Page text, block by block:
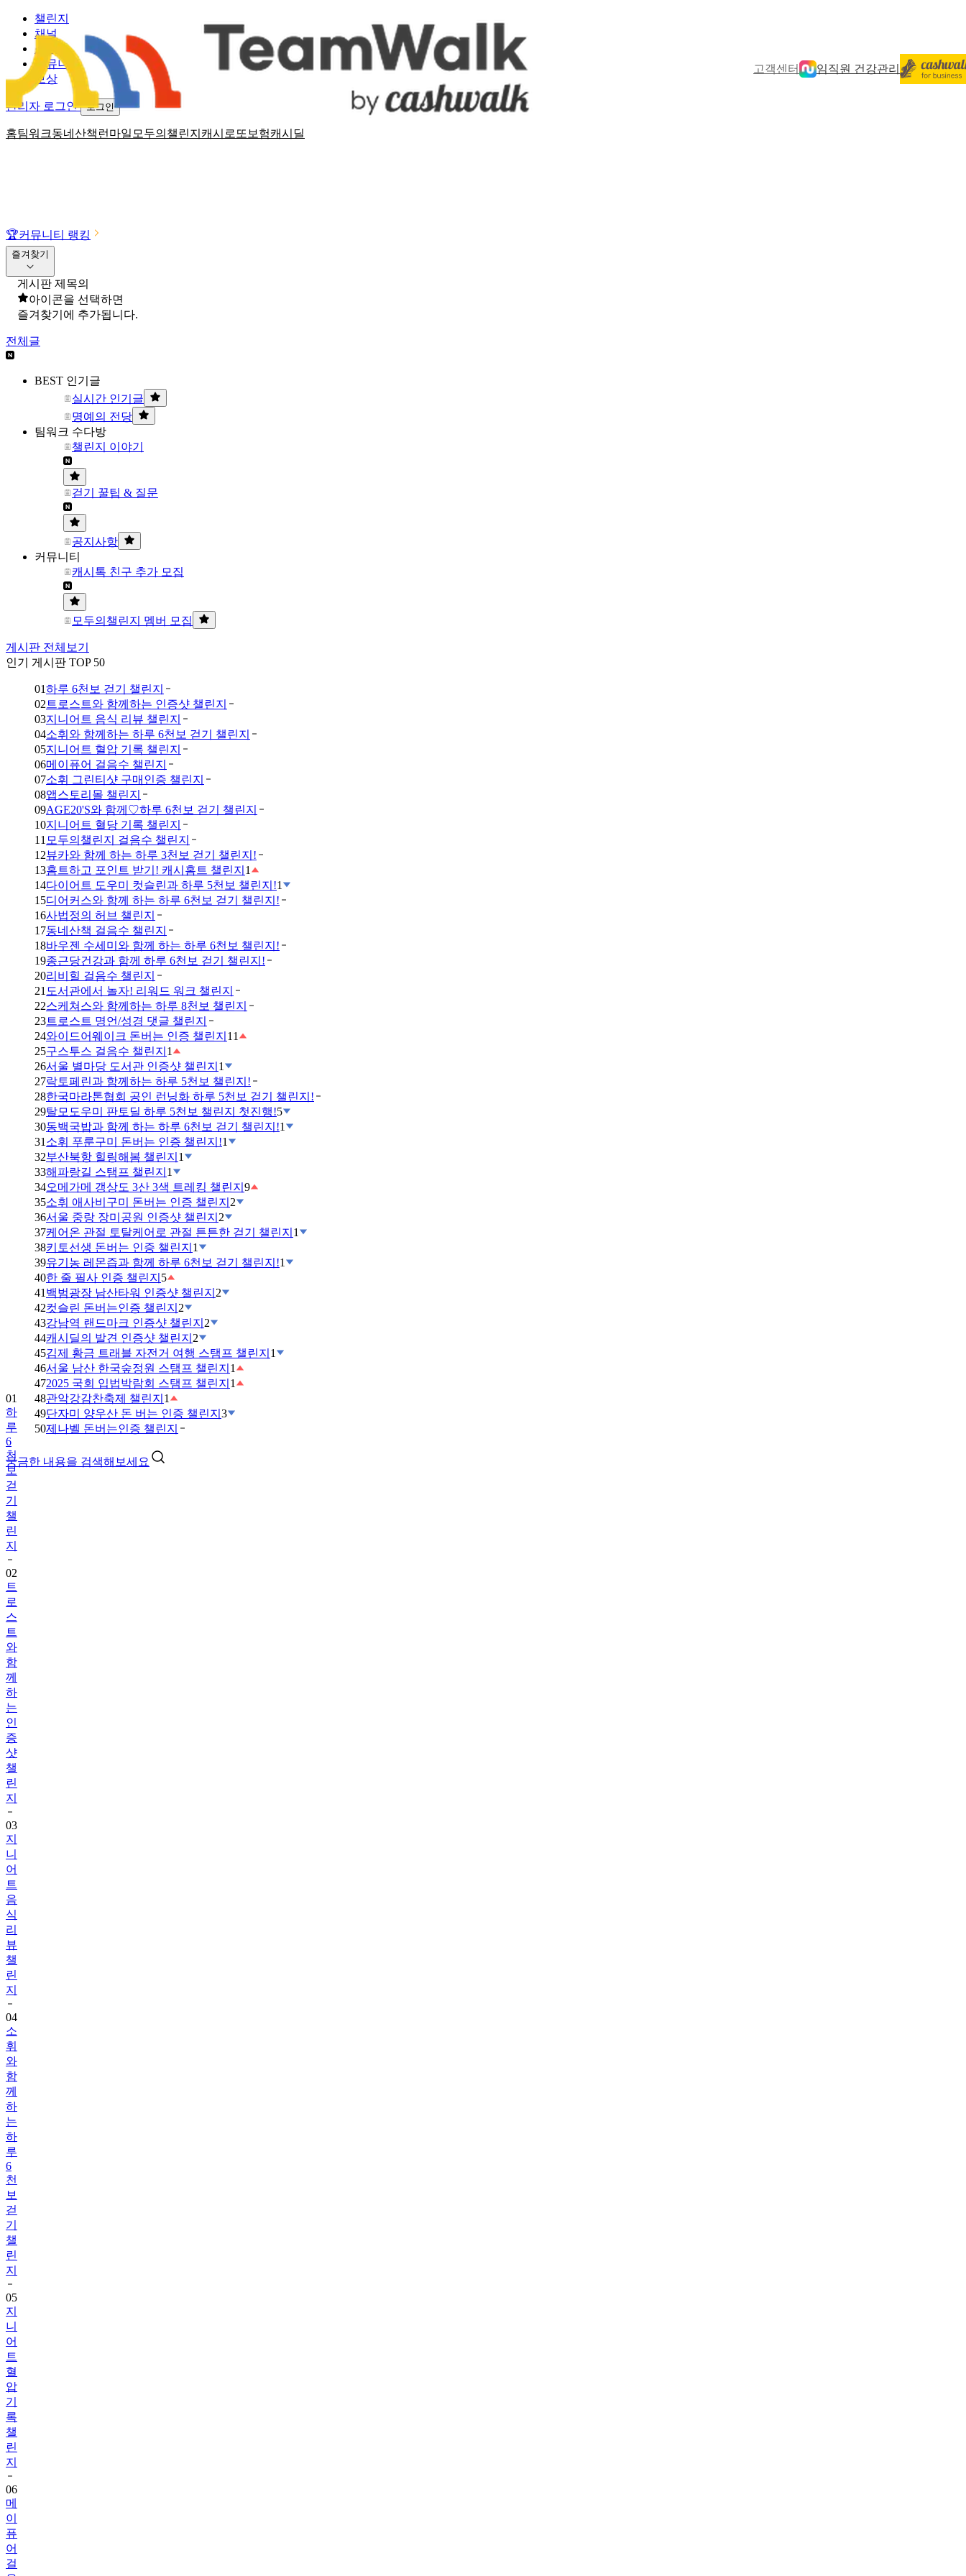
고객센터 임직원 건강관리
홈팀워크동네산책 런마일 모두의챌린지 캐시로또 보험캐시딜
챌린지
채널
소식
커뮤니티
보상
관리자 로그인 로그인
🏆커뮤니티 랭킹
즐겨찾기
게시판 제목의
아이콘을 선택하면
즐겨찾기에 추가됩니다.
전체글
BEST 인기글
실시간 인기글
명예의 전당
팀워크 수다방
챌린지 이야기
걷기 꿀팁 & 질문
공지사항
커뮤니티
캐시톡 친구 추가 모집
모두의챌린지 멤버 모집
게시판 전체보기
인기 게시판 TOP 50
01하루 6천보 걷기 챌린지
02 트로스트와 함께하는 인증샷 챌린지
03지니어트 음식 리뷰 챌린지
04소휘와 함께하는 하루 6천보 걷기 챌린지
05지니어트 혈압 기록 챌린지
06메이퓨어 걸음수 챌린지
07소휘 그린티샷 구매인증 챌린지
08앱스토리몰 챌린지
09AGE20'S와 함께♡하루 6천보 걷기 챌린지
10지니어트 혈당 기록 챌린지
11 모두의챌린지 걸음수 챌린지
12뷰카와 함께 하는 하루 3천보 걷기 챌린지!
13홈트하고 포인트 받기! 캐시홈트 챌린지 1
14다이어트 도우미 컷슬린과 하루 5천보 챌린지!1
15디어커스와 함께 하는 하루 6천보 걷기 챌린지!
16사법정의 허브 챌린지
17동네산책 걸음수 챌린지
18바우젠 수세미와 함께 하는 하루 6천보 챌린지!
19종근당건강과 함께 하루 6천보 걷기 챌린지!
20리비힐 걸음수 챌린지
21 도서관에서 놀자! 리워드 워크 챌린지
22스케쳐스와 함께하는 하루 8천보 챌린지
23트로스트 명언/성경 댓글 챌린지
24와이드어웨이크 돈버는 인증 챌린지 11
25구스투스 걸음수 챌린지 1
26서울 별마당 도서관 인증샷 챌린지 1
27락토페린과 함께하는 하루 5천보 챌린지!
28한국마라톤협회 공인 런닝화 하루 5천보 걷기 챌린지!
29탈모도우미 판토딜 하루 5천보 챌린지 첫진행!5
30동백국밥과 함께 하는 하루 6천보 걷기 챌린지!1
31 소휘 푸룬구미 돈버는 인증 챌린지!1
32부산북항 힐링해봄 챌린지 1
33해파랑길 스탬프 챌린지 1
34오메가메 갱상도 3산 3색 트레킹 챌린지 9
35소휘 애사비구미 돈버는 인증 챌린지 2
36서울 중랑 장미공원 인증샷 챌린지 2
37케어온 관절 토탈케어로 관절 튼튼한 걷기 챌린지 1
38키토선생 돈버는 인증 챌린지 1
39유기농 레몬즙과 함께 하루 6천보 걷기 챌린지!1
40한 줄 필사 인증 챌린지 5
41 백범광장 남산타워 인증샷 챌린지 2
42컷슬린 돈버는인증 챌린지 2
43강남역 랜드마크 인증샷 챌린지 2
44캐시딜의 발견 인증샷 챌린지 2
45김제 황금 트래블 자전거 여행 스탬프 챌린지 1
46서울 남산 한국숲정원 스탬프 챌린지 1
472025 국회 입법박람회 스탬프 챌린지 1
48관악강감찬축제 챌린지 1
49단자미 양우산 돈 버는 인증 챌린지 3
50제나벨 돈버는인증 챌린지
궁금한 내용을 검색해보세요
01
하
루
6
천
보
걷
기
챌
린
지
02
트
로
스
트
와
함
께
하
는
인
증
샷
챌
린
지
03
지
니
어
트
음
식
리
뷰
챌
린
지
04
소
휘
와
함
께
하
는
하
루
6
천
보
걷
기
챌
린
지
05
지
니
어
트
혈
압
기
록
챌
린
지
06
메
이
퓨
어
걸